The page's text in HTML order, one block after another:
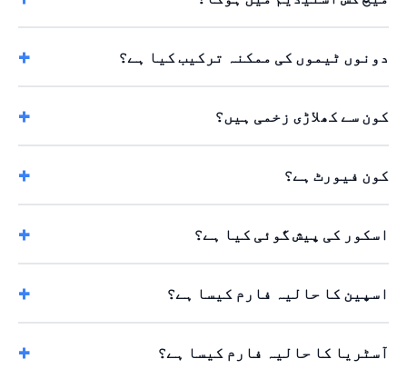
دونوں ٹیموں کی ممکنہ ترکیب کیا ہے؟
کون سے کھلاڑی زخمی ہیں؟
کون فیورٹ ہے؟
اسکور کی پیش گوئی کیا ہے؟
اسپین کا حالیہ فارم کیسا ہے؟
آسٹریا کا حالیہ فارم کیسا ہے؟